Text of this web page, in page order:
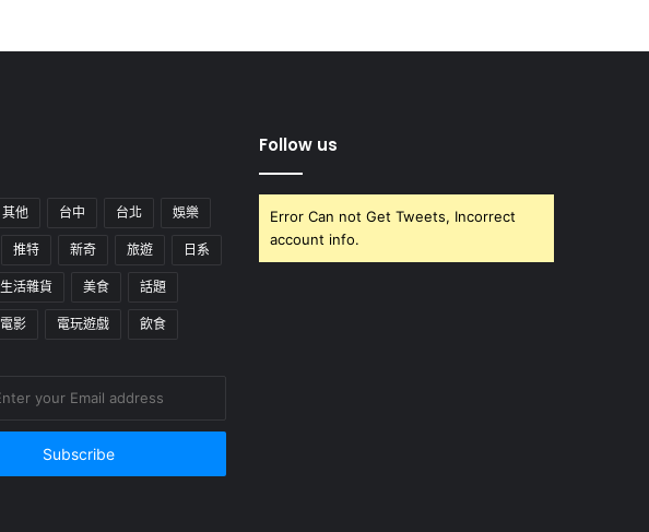
其他 台中 台北 娛樂
推特 新奇 旅遊 日系
生活雜貨 美食 話題
電影 電玩遊戲 飲食
Follow us
Error Can not Get Tweets, Incorrect
account info.